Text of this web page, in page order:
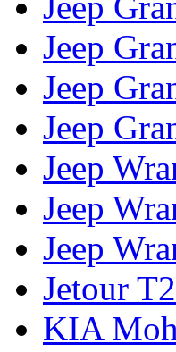
Jeep
Jeep
Jeep
Jeep
Jeep
Jeep
Jetour T2
KIA